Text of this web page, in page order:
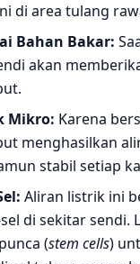
di area tulang
Bahan Bakar:
akan
Mikro: Karena
menghasilkan
stabil setiap
Aliran listrik ini
sel di sekitar
(stem cells)